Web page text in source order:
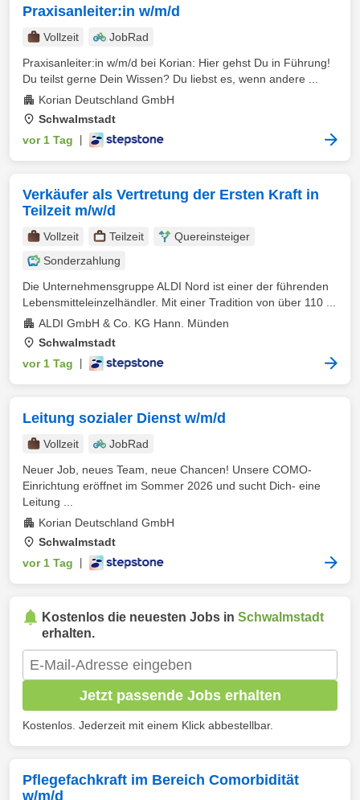
Praxisanleiter:in w/m/d
Vollzeit
JobRad
Praxisanleiter:in w/m/d bei Korian: Hier gehst Du in Führung!
Du teilst gerne Dein Wissen? Du liebst es, wenn andere ...
Korian Deutschland GmbH
Schwalmstadt
vor 1 Tag
Verkäufer als Vertretung der Ersten Kraft in
Teilzeit m/w/d
Vollzeit Teilzeit
Quereinsteiger
Sonderzahlung
Die Unternehmensgruppe ALDI Nord ist einer der führenden
Lebensmitteleinzelhändler. Mit einer Tradition von über 110 ...
ALDI GmbH & Co. KG Hann. Münden
Schwalmstadt
vor 1 Tag
Leitung sozialer Dienst w/m/d
Vollzeit
JobRad
Neuer Job, neues Team, neue Chancen! Unsere COMO-
Einrichtung eröffnet im Sommer 2026 und sucht Dich- eine
Leitung ...
Korian Deutschland GmbH
Schwalmstadt
vor 1 Tag
Kostenlos die neuesten Jobs in Schwalmstadt
erhalten.
Jetzt passende Jobs erhalten
Kostenlos. Jederzeit mit einem Klick abbestellbar.
Pflegefachkraft im Bereich Comorbidität
w/m/d